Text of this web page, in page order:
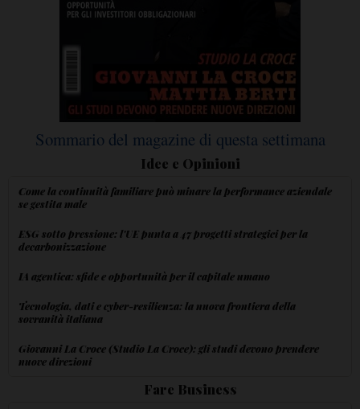
Sommario del magazine di questa settimana
Idee e Opinioni
Come la continuità familiare può minare la performance aziendale
se gestita male
ESG sotto pressione: l'UE punta a 47 progetti strategici per la
decarbonizzazione
IA agentica: sfide e opportunità per il capitale umano
Tecnologia, dati e cyber-resilienza: la nuova frontiera della
sovranità italiana
Giovanni La Croce (Studio La Croce): gli studi devono prendere
nuove direzioni
Fare Business